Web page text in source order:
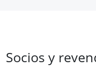
Socios y